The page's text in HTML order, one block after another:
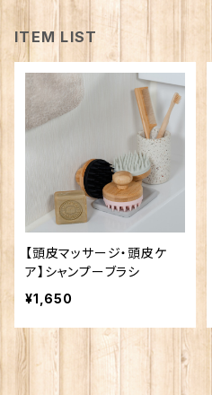
ITEM LIST
【頭皮マッサージ・頭皮ケ
ア】シャンプーブラシ
¥1,650